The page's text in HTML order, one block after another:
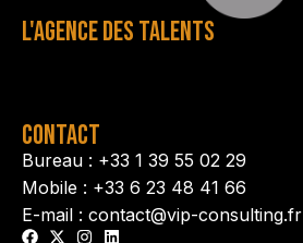
L'AGENCE DES TALENTS
CONTACT
Bureau : +33 1 39 55 02 29
Mobile : +33 6 23 48 41 66
E-mail : contact@vip-consulting.fr